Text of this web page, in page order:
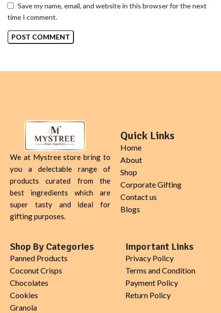
Save my name, email, and website in this browser for the next
time I comment.
We at Mystree store bring to
you a delectable range of
products curated from the
best ingredients which are
super tasty and ideal for
gifting purposes.
Quick Links
Home
About
Shop
Corporate Gifting
Contact us
Blogs
Shop By Categories
Panned Products
Coconut Crisps
Chocolates
Cookies
Granola
Important Links
Privacy Policy
Terms and Condition
Payment Policy
Return Policy